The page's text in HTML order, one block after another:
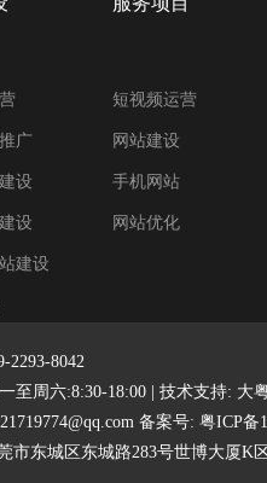
广
设
设
建设
营
短视频运营
网站建设
手机网站
网站优化
网站建设|东莞网站优化|东莞SEO优化推广|品牌
2293-8042
至周六:8:30-18:00 | 技术支持: 大
备案号: 粤ICP备
市东城区东城路283号世博大厦K